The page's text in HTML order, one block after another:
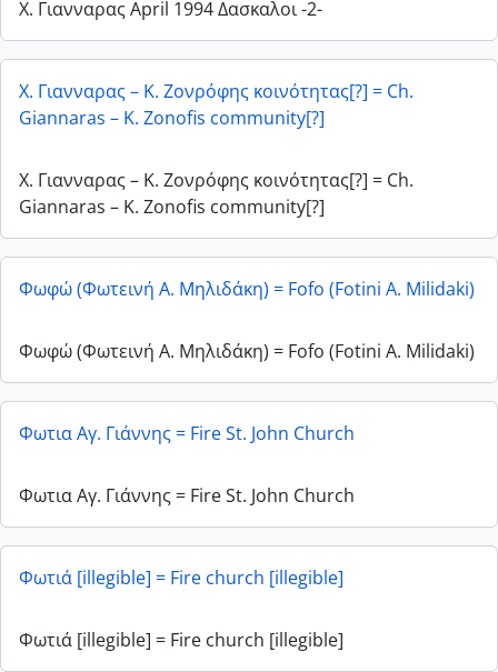
Χ. Γιανναρας April 1994 Δασκαλοι -2-
Χ. Γιανναρας – Κ. Ζονρόφης κοινότητας[?] = Ch.
Giannaras – K. Zonofis community[?]
Χ. Γιανναρας – Κ. Ζονρόφης κοινότητας[?] = Ch.
Giannaras – K. Zonofis community[?]
Φωφώ (Φωτεινή Α. Μηλιδάκη) = Fofo (Fotini A. Milidaki)
Φωφώ (Φωτεινή Α. Μηλιδάκη) = Fofo (Fotini A. Milidaki)
Φωτια Αγ. Γιάννης = Fire St. John Church
Φωτια Αγ. Γιάννης = Fire St. John Church
Φωτιά [illegible] = Fire church [illegible]
Φωτιά [illegible] = Fire church [illegible]